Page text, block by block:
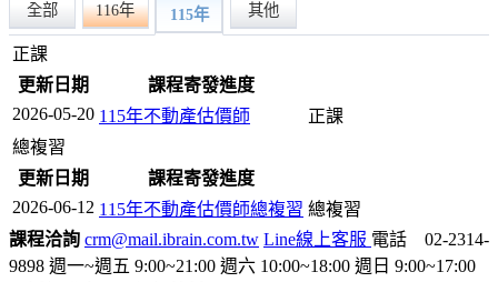
全部 116年 115年 其他
正課
更新日期
課程寄發進度
2026-05-20 115年不動產估價師
正課
總複習
更新日期
課程寄發進度
2026-06-12 115年不動產估價師總複習 總複習
課程洽詢 crm@mail.ibrain.com.tw Line線上客服 電話 02-2314-
9898 週一~週五 9:00~21:00 週六 10:00~18:00 週日 9:00~17:00